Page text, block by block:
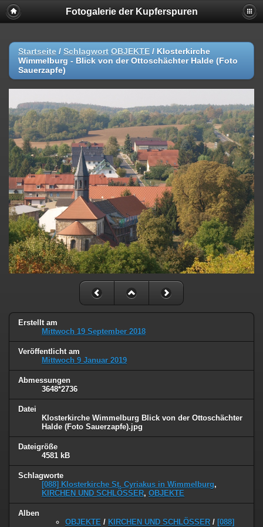
Fotogalerie der Kupferspuren
Startseite / Schlagwort OBJEKTE / Klosterkirche
Wimmelburg - Blick von der Ottoschächter Halde (Foto
Sauerzapfe)
Erstellt am
Mittwoch 19 September 2018
Veröffentlicht am
Mittwoch 9 Januar 2019
Abmessungen
3648*2736
Datei
Klosterkirche Wimmelburg Blick von der Ottoschächter
Halde (Foto Sauerzapfe).jpg
Dateigröße
4581 kB
Schlagworte
[088] Klosterkirche St. Cyriakus in Wimmelburg,
KIRCHEN UND SCHLÖSSER, OBJEKTE
Alben
OBJEKTE / KIRCHEN UND SCHLÖSSER / [088]